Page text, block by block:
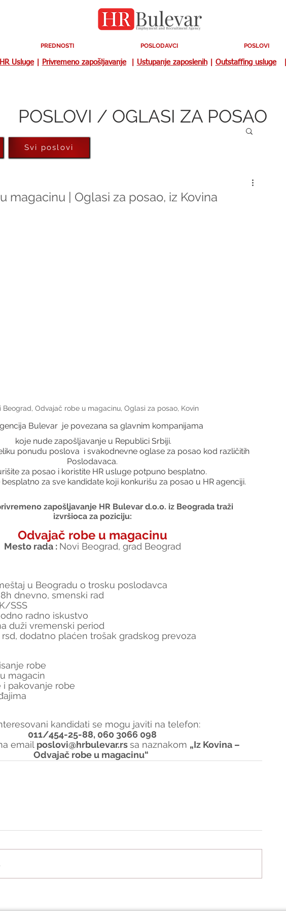
PREDNOSTI POSLODAVCI POSLOVI
HR Usluge| Privremeno zapošljavanje| Ustupanje zaposlenih| Outstaffing usluge|
POSLOVI / OGLASI ZA POSAO
magacinu | Oglasi za posao, iz Kovina
Beograd, Odvajač robe u magacinu, Oglasi za posao, Kovin
Bulevar  je povezana sa glavnim kompanijama
koje nude zapošljavanje u Republici Srbiji.
ponudu poslova  i svakodnevne oglase za posao kod različitih
Poslodavaca.
za posao i koristite HR usluge potpuno besplatno.
za sve kandidate koji konkurišu za posao u HR agenciji.
zapošljavanje HR Bulevar d.o.o. iz Beograda traži
izvršioca za poziciju:
Odvajač robe u magacinu
Mesto rada : Novi Beograd, grad Beograd
u Beogradu o trosku poslodavca
dnevno, smenski rad
SSS
radno iskustvo
duži vremenski period
dodatno plaćen trošak gradskog prevoza
robe
magacin
i pakovanje robe
kandidati se mogu javiti na telefon:
011/454-25-88, 060 3066 098
email poslovi@hrbulevar.rs sa naznakom „Iz Kovina –
Odvajač robe u magacinu“
Svi poslovi